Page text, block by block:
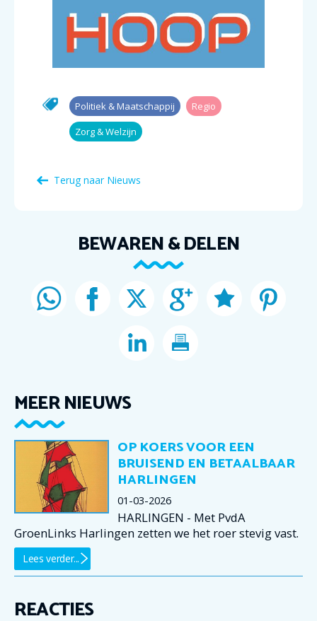
Politiek & Maatschappij
Regio
Zorg & Welzijn
Terug naar Nieuws
BEWAREN & DELEN
MEER NIEUWS
OP KOERS VOOR EEN
BRUISEND EN BETAALBAAR
HARLINGEN
01-03-2026
HARLINGEN - Met PvdA
GroenLinks Harlingen zetten we het roer stevig vast.
Lees verder...
REACTIES